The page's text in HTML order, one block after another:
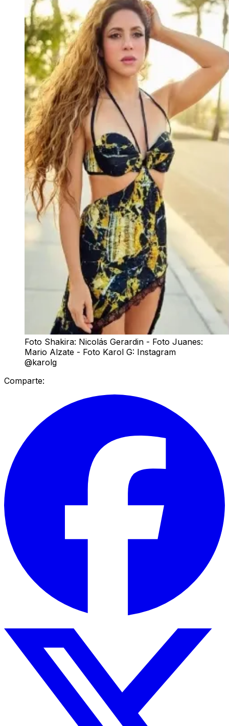
Foto Shakira: Nicolás Gerardin - Foto Juanes:
Mario Alzate - Foto Karol G: Instagram
@karolg
Comparte: